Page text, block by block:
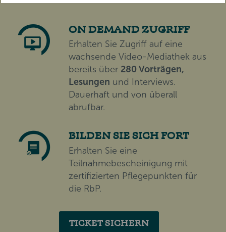
ON DEMAND ZUGRIFF
Erhalten Sie Zugriff auf eine
wachsende Video-Mediathek aus
bereits über 280 Vorträgen,
Lesungen und Interviews.
Dauerhaft und von überall
abrufbar.
BILDEN SIE SICH FORT
Erhalten Sie eine
Teilnahmebescheinigung mit
zertifizierten Pflegepunkten für
die RbP.
TICKET SICHERN